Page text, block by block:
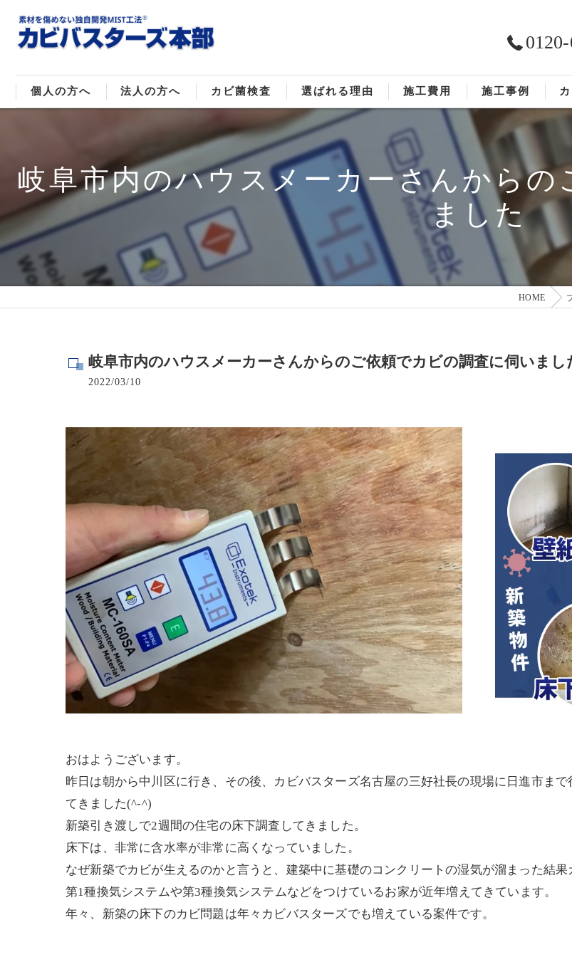
個人の方へ
マンションのカビ取り
法人の方へ
販売住宅のカビ取り
倉庫･工場のカビ取り
店舗のカビ取り
介護施設のカビ取り
レジャー施設のカビ取り
病院･クリニックのカビ取り
公共施設のカビ取り
カビ菌検査
カビ菌種類
選ばれる理由
MIST工法®
ご依頼の流れ
施工費用 施工事例
お客様の声
岐阜市内のハウスメーカーさんからの
ました
HOME
岐阜市内のハウスメーカーさんからのご依頼でカビの調査に伺いまし
2022/03/10
おはようございます。
昨日は朝から中川区に行き、その後、カビバスターズ名古屋の三好社長の現場に日進市ま
てきました(^-^)
新築引き渡しで2週間の住宅の床下調査してきました。
床下は、非常に含水率が非常に高くなっていました。
なぜ新築でカビが生えるのかと言うと、建築中に基礎のコンクリートの湿気が溜まった結果
第1種換気システムや第3種換気システムなどをつけているお家が近年増えてきています。
年々、新築の床下のカビ問題は年々カビバスターズでも増えている案件です。